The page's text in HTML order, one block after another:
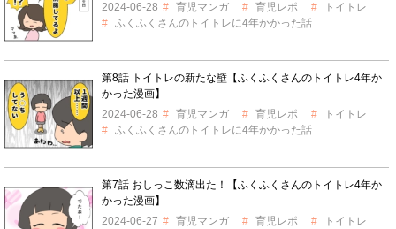
2024-06-28
育児マンガ 育児レポ
トイトレ
ふくふくさんのトイトレに4年かかった話
第8話 トイトレの新たな壁【ふくふくさんのトイトレ4年か
かった漫画】
2024-06-28
育児マンガ 育児レポ
トイトレ
ふくふくさんのトイトレに4年かかった話
第7話 おしっこ数滴出た！【ふくふくさんのトイトレ4年か
かった漫画】
2024-06-27
育児マンガ 育児レポ
トイトレ